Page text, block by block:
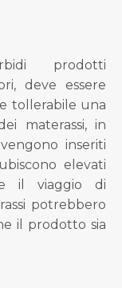
prodotti
deve essere
tollerabile una
materassi, in
inseriti
elevati
il viaggio di
potrebbero
il prodotto sia